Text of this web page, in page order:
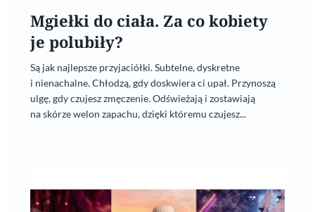
Mgiełki do ciała. Za co kobiety
je polubiły?
Są jak najlepsze przyjaciółki. Subtelne, dyskretne
i nienachalne. Chłodzą, gdy doskwiera ci upał. Przynoszą
ulgę, gdy czujesz zmęczenie. Odświeżają i zostawiają
na skórze welon zapachu, dzięki któremu czujesz...